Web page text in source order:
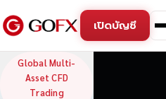
เปิดบัญชี
GoFX —
Global Multi-
Asset CFD
Trading